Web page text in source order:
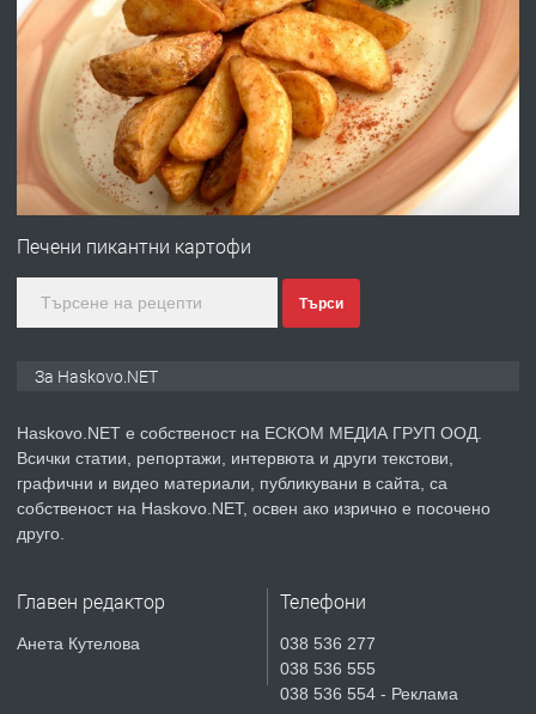
ПРЕДЛАГА Давам гараж под наем
преди 3 дни
ПРЕДЛАГА
№4120 Магазин/Офис под наем в кв.
градската градина!
преди 4 дни
ПРЕДЛАГА
Продавам парцел в гр. Хасково кв.
СГЛОБЯВАНЕ НА МЕБЕЛИ.
Печени пикантни картофи
Търси
За Haskovo.NET
Haskovo.NET е собственост на ЕСКОМ МЕДИА ГРУП ООД.
Всички статии, репортажи, интервюта и други текстови,
графични и видео материали, публикувани в сайта, са
собственост на Haskovo.NET, освен ако изрично е посочено
друго.
Главен редактор
Анета Кутелова
Телефони
038 536 277
038 536 555
038 536 554 - Реклама